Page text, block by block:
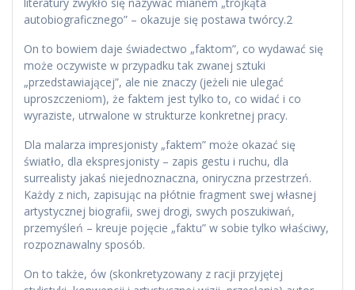
autobiograficznego” – okazuje się postawa twórcy.2
On to bowiem daje świadectwo „faktom”, co wydawać się
może oczywiste w przypadku tak zwanej sztuki
„przedstawiającej”, ale nie znaczy (jeżeli nie ulegać
uproszczeniom), że faktem jest tylko to, co widać i co
wyraziste, utrwalone w strukturze konkretnej pracy.
Dla malarza impresjonisty „faktem” może okazać się
światło, dla ekspresjonisty – zapis gestu i ruchu, dla
surrealisty jakaś niejednoznaczna, oniryczna przestrzeń.
Każdy z nich, zapisując na płótnie fragment swej własnej
artystycznej biografii, swej drogi, swych poszukiwań,
przemyśleń – kreuje pojęcie „faktu” w sobie tylko właściwy,
rozpoznawalny sposób.
On to także, ów (skonkretyzowany z racji przyjętej